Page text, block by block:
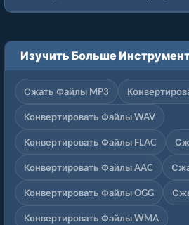
Изучить Больше
Сжать Файлы MP3
Конвертировать Файлы WAV
Конвертировать Файлы FLAC
Конвертировать Файлы AAC
Конвертировать Файлы OGG
Конвертировать Файлы WMA